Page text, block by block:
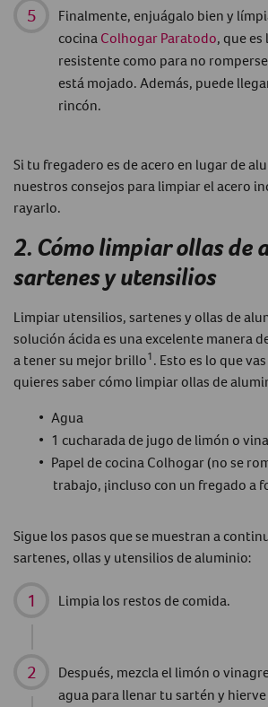
Finalmente, enjuágalo bien y
cocina Colhogar Paratodo, que
resistente como para no
está mojado. Además, puede
rincón.
Si tu fregadero es de acero en lugar de
nuestros consejos para limpiar el acero
rayarlo.
2. Cómo limpiar ollas de
sartenes y utensilios
Limpiar utensilios, sartenes y ollas de
solución ácida es una excelente manera
a tener su mejor brillo1 . Esto es lo que
quieres sabercómo limpiar ollas de
Agua
1 cucharada de jugo de limón o
Papel de cocina Colhogar (no se
trabajo, ¡incluso con un fregado a
Sigue los pasos que se muestran a
sartenes, ollas y utensilios de aluminio:
Limpia los restos de comida.
Después, mezcla el limón o
agua para llenar tu sartén y